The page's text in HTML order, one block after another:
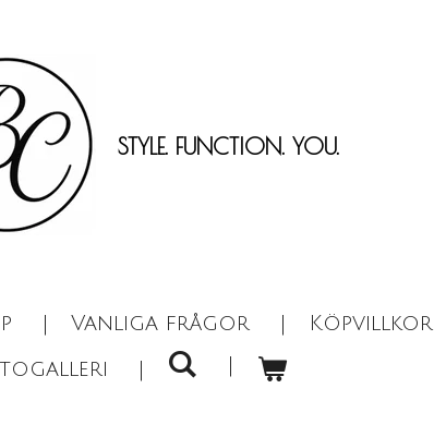
STYLE. FUNCTION. YOU.
Vanliga frågor Köpvillkor